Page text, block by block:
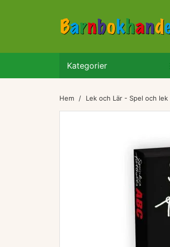
Kategorier
Hem Lek och Lär - Spel och lek